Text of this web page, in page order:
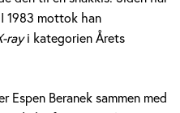
1983 mottok han
rayi kategorien Årets
Espen Beranek sammen med